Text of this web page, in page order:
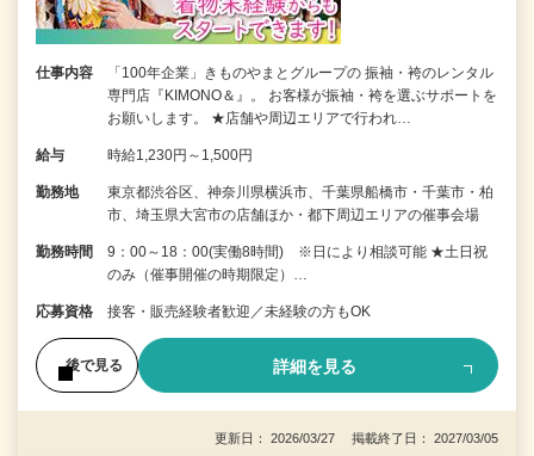
仕事内容
「100年企業」きものやまとグループの 振袖・袴のレンタル
専門店『KIMONO＆』。 お客様が振袖・袴を選ぶサポートを
お願いします。 ★店舗や周辺エリアで行われ…
給与 時給1,230円～1,500円
勤務地
東京都渋谷区、神奈川県横浜市、千葉県船橋市・千葉市・柏
市、埼玉県大宮市の店舗ほか・都下周辺エリアの催事会場
勤務時間
9：00～18：00(実働8時間) ※日により相談可能 ★土日祝
のみ（催事開催の時期限定）…
応募資格 接客・販売経験者歓迎／未経験の方もOK
後で見る 詳細を見る
更新日： 2026/03/27 掲載終了日： 2027/03/05